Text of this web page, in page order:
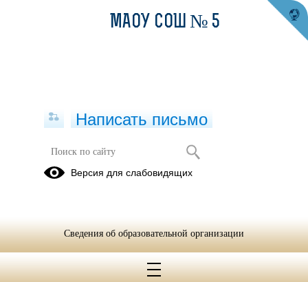
МАОУ СОШ № 5
Написать письмо
Версия для слабовидящих
Сведения об образовательной организации